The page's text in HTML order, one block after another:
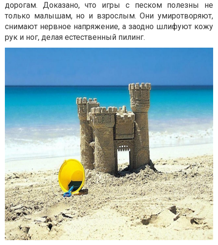
дорогам. Доказано, что игры с песком полезны не
только малышам, но и взрослым. Они умиротворяют,
снимают нервное напряжение, а заодно шлифуют кожу
рук и ног, делая естественный пилинг.